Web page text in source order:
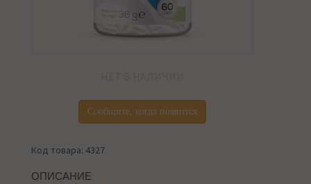
Сообщите, когда появится
Код товара: 4327
ОПИСАНИЕ